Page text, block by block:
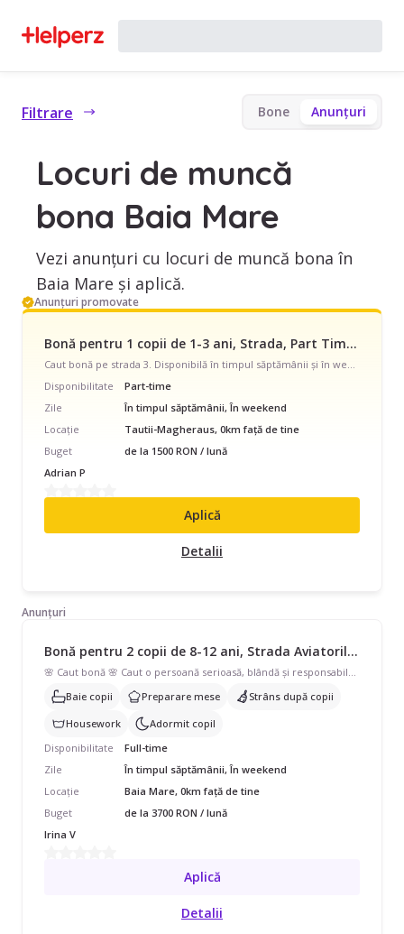
Filtrare Bone Anunțuri
Locuri de muncă
bona Baia Mare
Vezi anunțuri cu locuri de muncă bona în
Baia Mare și aplică.
Anunțuri promovate
Bonă pentru 1 copii de 1-3 ani, Strada, Part Time, începând cu 1500 lei/lună
Caut bonă pe strada 3. Disponibilă în timpul săptămânii și în weekend, program part-time, pentru 1 copil cu vârsta de 1 - 3 ani.
Disponibilitate
Part-time
Zile
În timpul săptămânii, În weekend
Locație
Tautii-Magheraus, 0km față de tine
Buget
de la 1500 RON / lună
Adrian P
Aplică
Detalii
Anunțuri
Bonă pentru 2 copii de 8-12 ani, Strada Aviatorilor, Full Time, începând cu 3700 lei/lună
Baie copii
Preparare mese
Strâns după copii
Housework
Adormit copil
Disponibilitate
Full-time
Zile
În timpul săptămânii, În weekend
Locație
Baia Mare, 0km față de tine
Buget
de la 3700 RON / lună
Irina V
Aplică
Detalii